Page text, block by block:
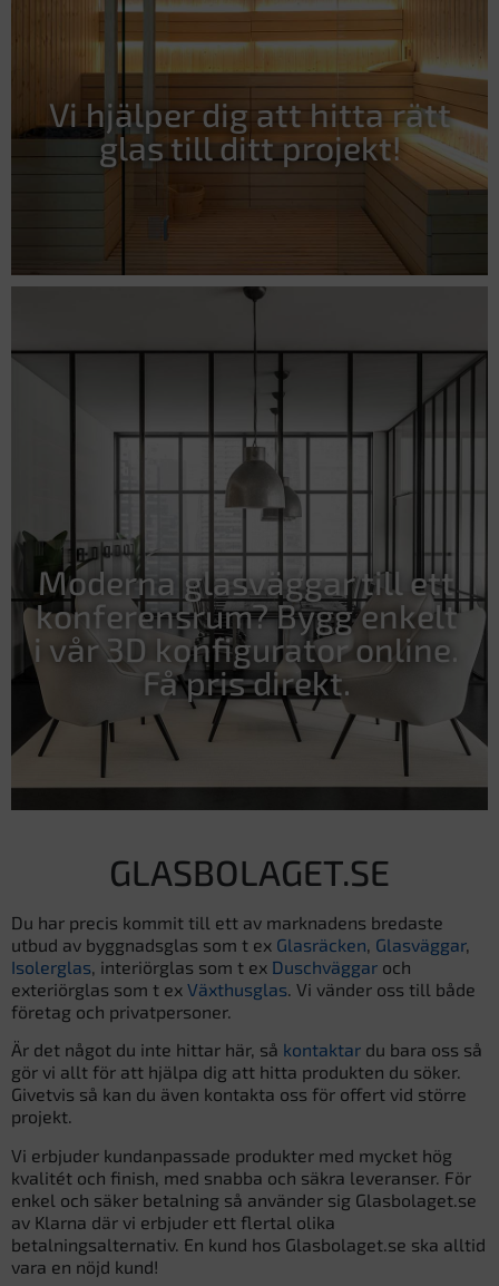
Vi hjälper dig att hitta rätt
glas till ditt projekt!
Moderna glasväggar till ett
konferensrum? Bygg enkelt
i vår 3D konfigurator online.
Få pris direkt.
GLASBOLAGET.SE
Du har precis kommit till ett av marknadens bredaste
utbud av byggnadsglas som t ex Glasräcken, Glasväggar,
Isolerglas, interiörglas som t ex Duschväggar och
exteriörglas som t ex Växthusglas. Vi vänder oss till både
företag och privatpersoner.
Är det något du inte hittar här, så kontaktar du bara oss så
gör vi allt för att hjälpa dig att hitta produkten du söker.
Givetvis så kan du även kontakta oss för offert vid större
projekt.
Vi erbjuder kundanpassade produkter med mycket hög
kvalitét och finish, med snabba och säkra leveranser. För
enkel och säker betalning så använder sig Glasbolaget.se
av Klarna där vi erbjuder ett flertal olika
betalningsalternativ. En kund hos Glasbolaget.se ska alltid
vara en nöjd kund!